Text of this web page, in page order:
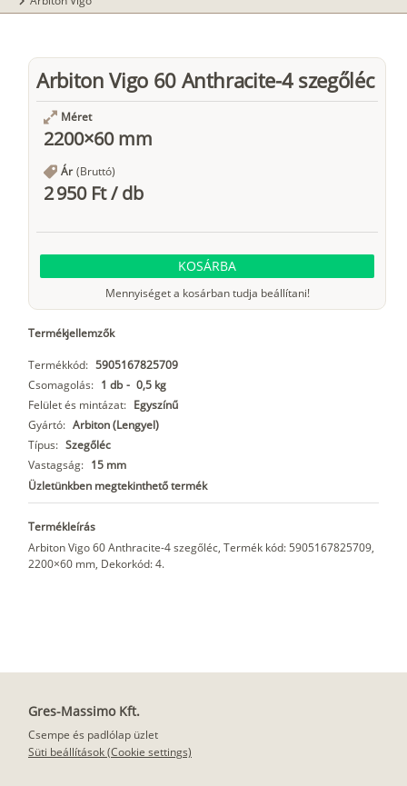
Arbiton Vigo 60 Anthracite-4 szegőléc
Méret
2200×60 mm
Ár (Bruttó)
2 950 Ft/db
KOSÁRBA
Mennyiséget a kosárban tudja beállítani!
Termékjellemzők
Termékkód: 5905167825709
Csomagolás: 1 db - 0,5 kg
Felület és mintázat: Egyszínű
Gyártó: Arbiton (Lengyel)
Típus: Szegőléc
Vastagság: 15 mm
Üzletünkben megtekinthető termék
Termékleírás
Arbiton Vigo 60 Anthracite-4 szegőléc, Termék kód: 5905167825709,
2200×60 mm, Dekorkód: 4.
Gres-Massimo Kft.
Csempe és padlólap üzlet
Süti beállítások (Cookie settings)